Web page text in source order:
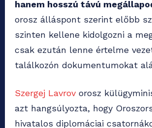
hanem hosszú távú
orosz álláspont szerint előbb
szinten kellene kidolgozni a
csak ezután lenne értelme
találkozón dokumentumokat
Szergej Lavrov orosz
azt hangsúlyozta, hogy
hivatalos diplomáciai